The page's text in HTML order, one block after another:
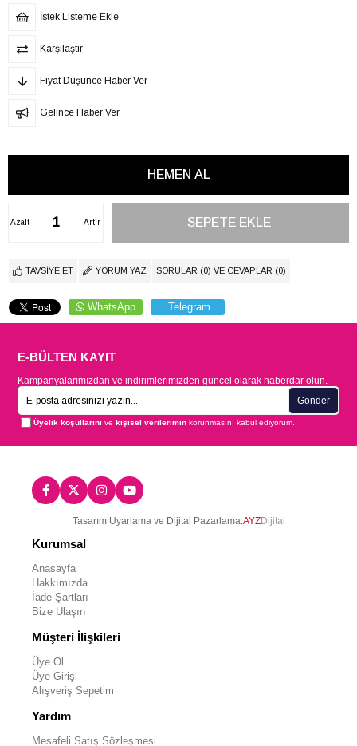
İstek Listeme Ekle
Karşılaştır
Fiyat Düşünce Haber Ver
Gelince Haber Ver
Artır
Azalt
TAVSIYE ET YORUM YAZ SORULAR (0) VE CEVAPLAR (0)
WhatsApp Telegram
E-BÜLTEN KAYIT
Kampanyalarımızdan ve indirimlerimizden güncel olarak haberdar olun.
Gönder
Üyelik koşullarını vekişisel verilerimin korunmasını kabul ediyorum.
Tasarım Uyarlama ve Dijital Pazarlama:AYZDijital
Kurumsal
Anasayfa
Hakkımızda
İade Şartları
Bize Ulaşın
Müşteri İlişkileri
Üye Ol
Üye Girişi
Alışveriş Sepetim
Yardım
Mesafeli Satış Sözleşmesi